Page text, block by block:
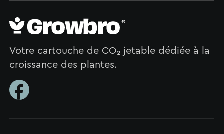
Votre cartouche de CO₂ jetable dédiée à la
croissance des plantes.